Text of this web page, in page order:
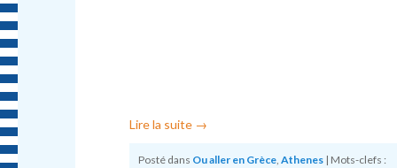
Lire la suite →
Posté dans Ou aller en Grèce, Athenes | Mots-clefs :